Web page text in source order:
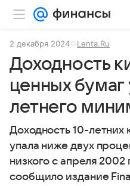
2 декабря 2024 Lenta.Ru
Доходность
ценных бумаг
летнего
Доходность 10-летних
упала ниже двух
низкого с апреля
сообщило издание